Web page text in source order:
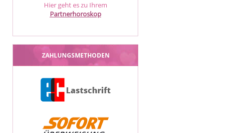
Hier geht es zu Ihrem
Partnerhoroskop
ZAHLUNGSMETHODEN